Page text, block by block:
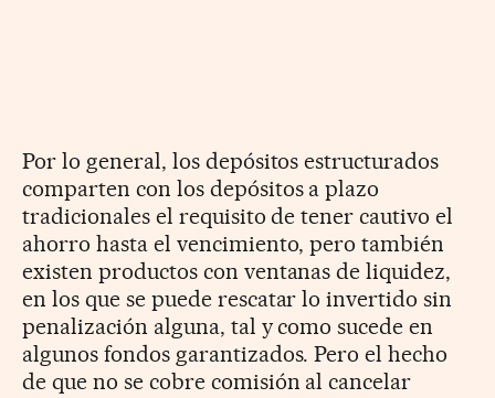
Por lo general, los depósitos estructurados
comparten con los depósitos a plazo
tradicionales el requisito de tener cautivo el
ahorro hasta el vencimiento, pero también
existen productos con ventanas de liquidez,
en los que se puede rescatar lo invertido sin
penalización alguna, tal y como sucede en
algunos fondos garantizados. Pero el hecho
de que no se cobre comisión al cancelar